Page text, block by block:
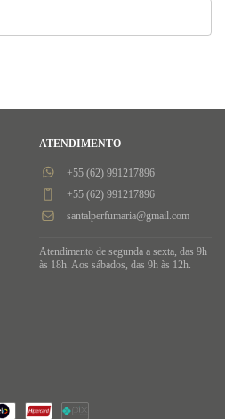
ATENDIMENTO
+55 (62) 991217896
+55 (62) 991217896
santalperfumaria@gmail.com
Atendimento de segunda a sexta, das 9h
às 18h. Aos sábados, das 9h às 12h.